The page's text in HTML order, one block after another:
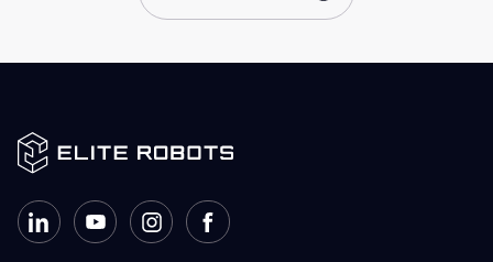
Xem tất cả bài viết